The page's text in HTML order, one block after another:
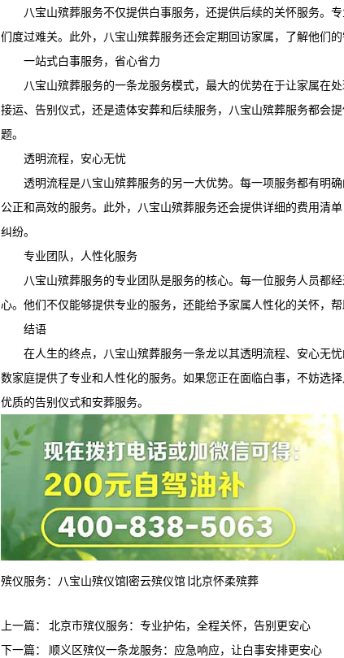
八宝山殡葬服务不仅提供白事服务，还提供后续的关怀服务。
们度过难关。此外，
八宝山殡葬服务还会定期回访家属，了解他们的
一站式白事服务，省心省力
八宝山殡葬服务的一条龙服务模式，最大的优势在于让家属在
接运、告别仪式，还是遗体安葬和后续服务，
八宝山殡葬服务都会
题。
透明流程，安心无忧
透明流程是八宝山殡葬服务的另一大优势。每一项服务都有明
公正和高效的服务。此外，
八宝山殡葬服务还会提供详细的费用清
纠纷。
专业团队，人性化服务
八宝山殡葬服务的专业团队是服务的核心。每一位服务人员都
心。他们不仅能够提供专业的服务，还能给予家属人性化的关怀，帮
结语
在人生的终点，
八宝山殡葬服务一条龙以其透明流程、安心无
数家庭提供了专业和人性化的服务。如果您正在面临白事，不妨选择
优质的告别仪式和安葬服务。
殡仪服务： 八宝山殡仪馆密云殡仪馆 北京怀柔殡葬
上一篇： 北京市殡仪服务：专业护佑，全程关怀，告别更安心
下一篇： 顺义区殡仪一条龙服务：应急响应，让白事安排更安心